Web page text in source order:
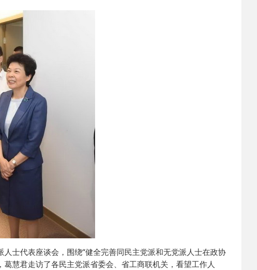
· 中国民主建国会…
· 中国民主建国会…
· 民主党派整体智…
· 民建省委会民主…
· 中国民主建国会…
· 中国民主建国会…
· 中国民主建国会…
士代表座谈会，围绕“健全完善同民主党派和无党派人士在政协
慧君走访了各民主党派省委会、省工商联机关，看望工作人